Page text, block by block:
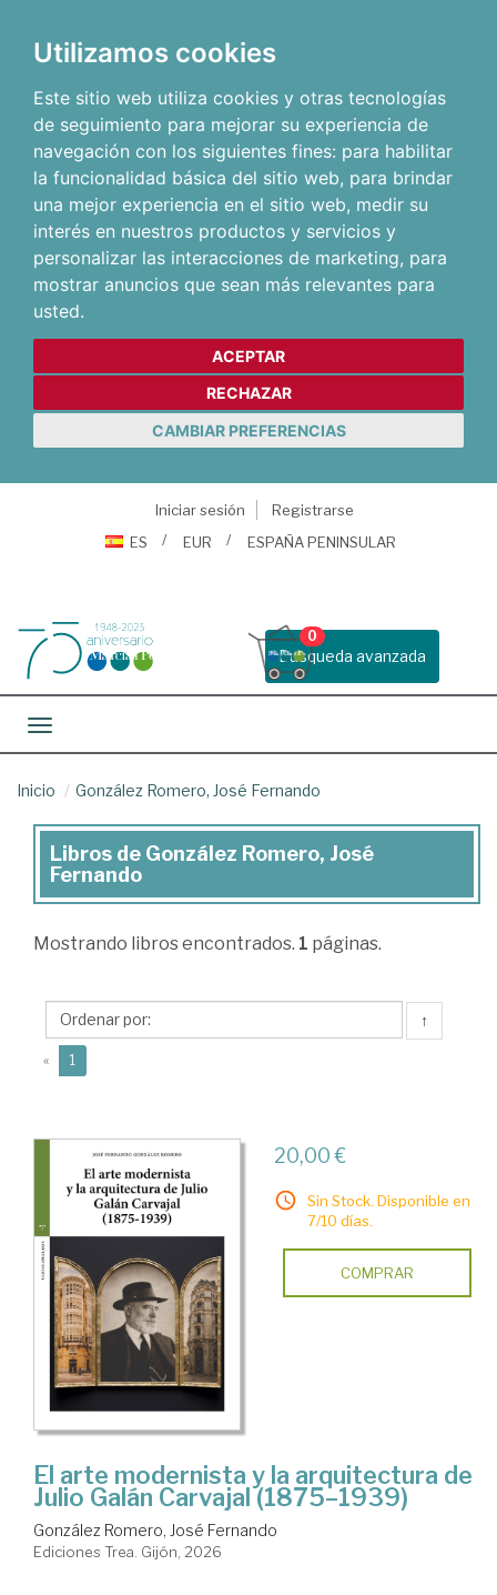
Utilizamos cookies
Este sitio web utiliza cookies y otras tecnologías
de seguimiento para mejorar su experiencia de
navegación con los siguientes fines: para habilitar
la funcionalidad básica del sitio web, para brindar
una mejor experiencia en el sitio web, medir su
interés en nuestros productos y servicios y
personalizar las interacciones de marketing, para
mostrar anuncios que sean más relevantes para
usted.
ACEPTAR
RECHAZAR
CAMBIAR PREFERENCIAS
Iniciar sesión
Registrarse
ES
EUR ESPAÑA PENINSULAR
Busqueda avanzada
0
Toggle navigation
Inicio González Romero, José Fernando
Libros
de
González
José
Fernando
Libros de González Romero, José
Fernando
Mostrando libros encontrados. 1 páginas.
↑
« 1
20,00 €
Sin Stock. Disponible en
7/10 días.
COMPRAR
El arte modernista y la arquitectura de
Julio Galán Carvajal (1875–1939)
González Romero, José Fernando
Ediciones Trea. Gijón, 2026